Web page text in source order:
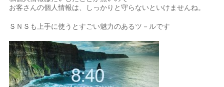
お客さんの個人情報は、しっかりと守らないといけませんね。
ＳＮＳも上手に使うとすごい魅力のあるツ－ルです